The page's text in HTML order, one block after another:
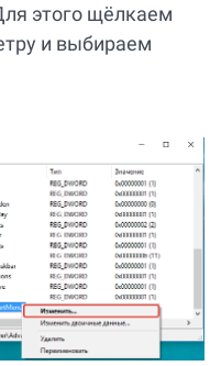
этого щёлкаем
и выбираем